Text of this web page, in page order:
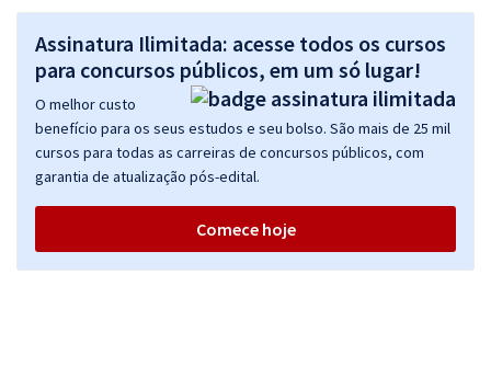
Assinatura Ilimitada: acesse todos os cursos
para concursos públicos, em um só lugar!
O melhor custo
benefício para os seus estudos e seu bolso. São mais de 25 mil
cursos para todas as carreiras de concursos públicos, com
garantia de atualização pós-edital.
Comece hoje